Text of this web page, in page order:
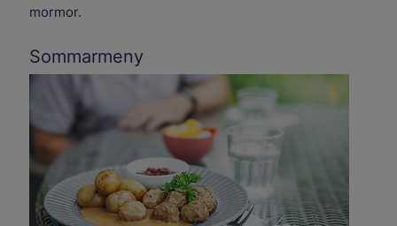
mormor.
Sommarmeny